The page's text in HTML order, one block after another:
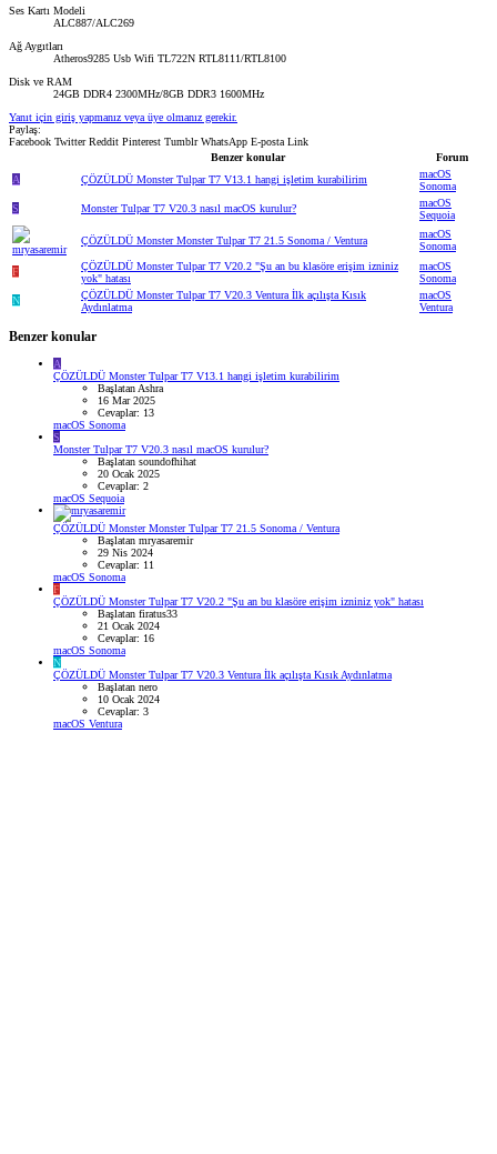
Ses Kartı Modeli
ALC887/ALC269
Ağ Aygıtları
Atheros9285 Usb Wifi TL722N RTL8111/RTL8100
Disk ve RAM
24GB DDR4 2300MHz/8GB DDR3 1600MHz
Yanıt için giriş yapmanız veya üye olmanız gerekir.
Paylaş:
Facebook Twitter Reddit Pinterest Tumblr WhatsApp E-posta Link
Benzer konular
Forum
A
ÇÖZÜLDÜ Monster Tulpar T7 V13.1 hangi işletim kurabilirim
macOS
Sonoma
S
Monster Tulpar T7 V20.3 nasıl macOS kurulur?
macOS
Sequoia
ÇÖZÜLDÜ Monster Monster Tulpar T7 21.5 Sonoma / Ventura
macOS
Sonoma
F ÇÖZÜLDÜ Monster Tulpar T7 V20.2 "Şu an bu klasöre erişim izniniz
yok" hatası
macOS
Sonoma
N
ÇÖZÜLDÜ Monster Tulpar T7 V20.3 Ventura İlk açılışta Kısık
Aydınlatma
macOS
Ventura
Benzer konular
A
ÇÖZÜLDÜ Monster Tulpar T7 V13.1 hangi işletim kurabilirim
Başlatan Ashra
16 Mar 2025
Cevaplar: 13
macOS Sonoma
S
Monster Tulpar T7 V20.3 nasıl macOS kurulur?
Başlatan soundofhihat
20 Ocak 2025
Cevaplar: 2
macOS Sequoia
ÇÖZÜLDÜ Monster Monster Tulpar T7 21.5 Sonoma / Ventura
Başlatan mryasaremir
29 Nis 2024
Cevaplar: 11
macOS Sonoma
F
ÇÖZÜLDÜ Monster Tulpar T7 V20.2 "Şu an bu klasöre erişim izniniz yok" hatası
Başlatan firatus33
21 Ocak 2024
Cevaplar: 16
macOS Sonoma
N
ÇÖZÜLDÜ Monster Tulpar T7 V20.3 Ventura İlk açılışta Kısık Aydınlatma
Başlatan nero
10 Ocak 2024
Cevaplar: 3
macOS Ventura